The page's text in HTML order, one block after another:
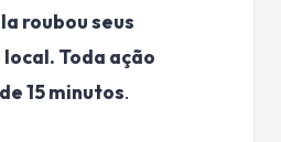
roubou seus
Toda ação
15 minutos.